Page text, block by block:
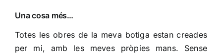
Una cosa més…
Totes les obres de la meva botiga estan creades
per mi, amb les meves pròpies mans. Sense